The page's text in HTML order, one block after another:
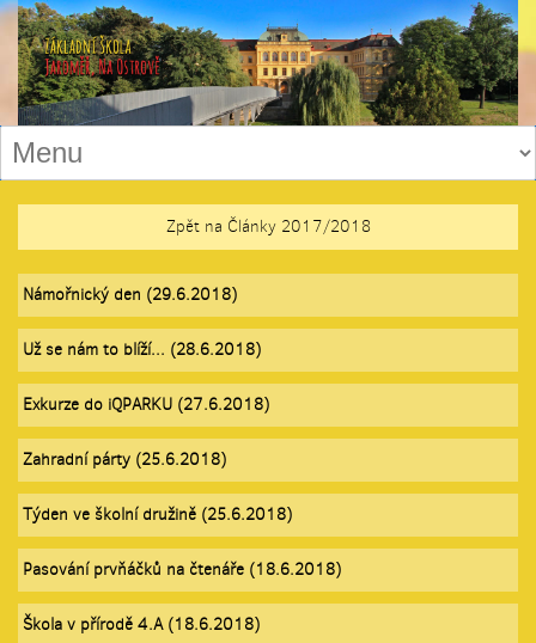
Zpět na Články 2017/2018
Námořnický den (29.6.2018)
Už se nám to blíží... (28.6.2018)
Exkurze do iQPARKU (27.6.2018)
Zahradní párty (25.6.2018)
Týden ve školní družině (25.6.2018)
Pasování prvňáčků na čtenáře (18.6.2018)
Škola v přírodě 4.A (18.6.2018)